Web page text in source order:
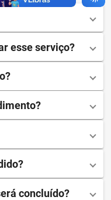
esse serviço?
concluído?